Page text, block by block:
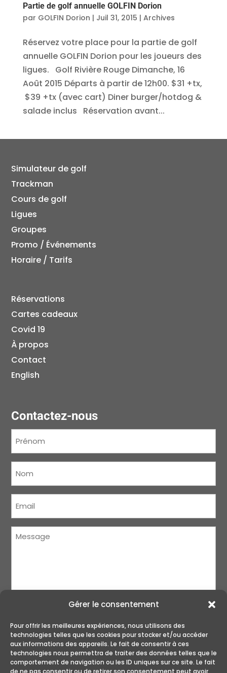
Gérer le consentement
Pour offrir les meilleures expériences, nous utilisons des
technologies telles que les cookies pour stocker et/ou accéder
aux informations des appareils. Le fait de consentir à ces
technologies nous permettra de traiter des données telles que le
comportement de navigation ou les ID uniques sur ce site. Le fait
de ne pas consentir ou de retirer son consentement peut avoir
Partie de golf annuelle GOLFIN Dorion
par GOLFIN Dorion | Juil 31, 2015 | Archives
Réservez votre place pour la partie de golf
annuelle GOLFIN Dorion pour les joueurs des
ligues. Golf Rivière Rouge Dimanche, 16
Août 2015 Départs à partir de 12h00. $31 +tx,
$39 +tx (avec cart) Diner burger/hotdog &
salade inclus Réservation avant...
Simulateur de golf
Trackman
Cours de golf
Ligues
Groupes
Promo / Événements
Horaire / Tarifs
Réservations
Cartes cadeaux
Covid 19
À propos
Contact
English
Contactez-nous
Message
ENVOYER